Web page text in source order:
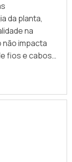
da planta,
na
impacta
fios e cabos
garante
automação
base nos